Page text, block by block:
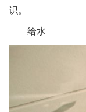
识。
给水